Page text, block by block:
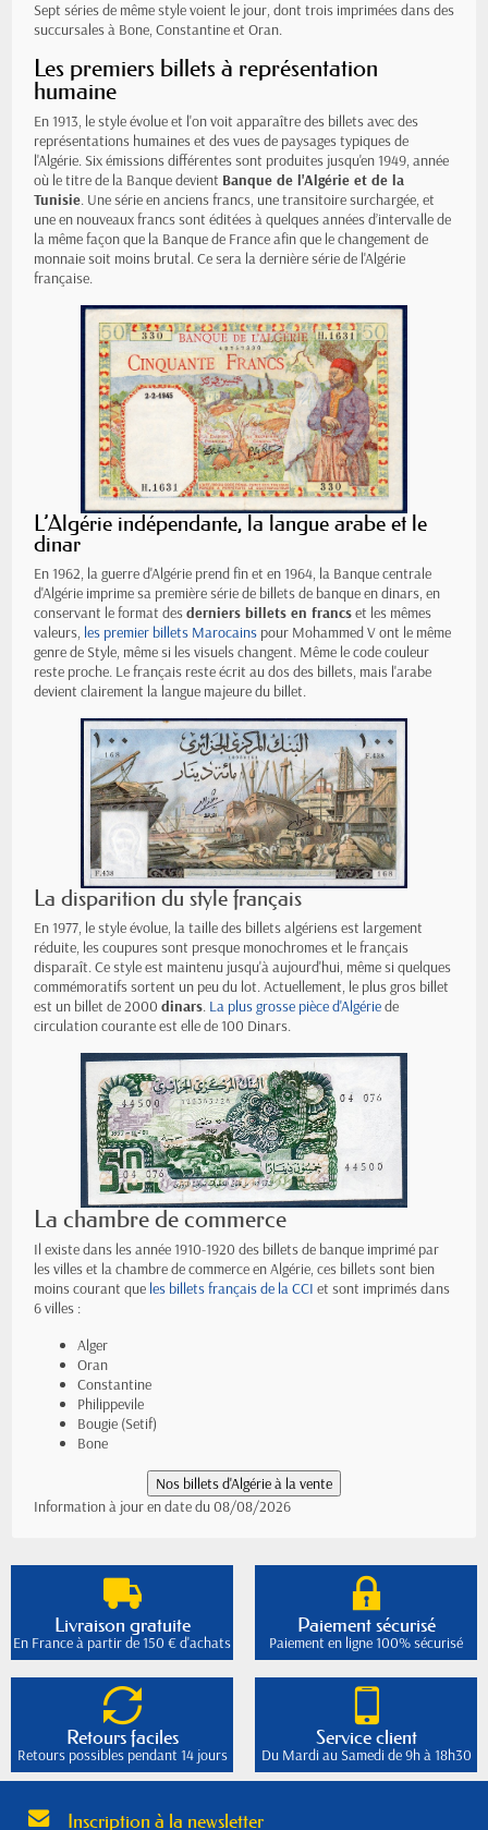
Sept séries de même style voient le jour, dont trois imprimées dans des
succursales à Bone, Constantine et Oran.
Les premiers billets à représentation
humaine
En 1913, le style évolue et l'on voit apparaître des billets avec des
représentations humaines et des vues de paysages typiques de
l'Algérie. Six émissions différentes sont produites jusqu'en 1949, année
où le titre de la Banque devient Banque de l'Algérie et de la
Tunisie. Une série en anciens francs, une transitoire surchargée, et
une en nouveaux francs sont éditées à quelques années d’intervalle de
la même façon que la Banque de France afin que le changement de
monnaie soit moins brutal. Ce sera la dernière série de l'Algérie
française.
L’Algérie indépendante, la langue arabe et le
dinar
En 1962, la guerre d'Algérie prend fin et en 1964, la Banque centrale
d'Algérie imprime sa première série de billets de banque en dinars, en
conservant le format desderniers billets en francset les mêmes
valeurs, les premier billets Marocains pour Mohammed V ont le même
genre de Style, même si les visuels changent. Même le code couleur
reste proche. Le français reste écrit au dos des billets, mais l'arabe
devient clairement la langue majeure du billet.
La disparition du style français
En 1977, le style évolue, la taille des billets algériens est largement
réduite, les coupures sont presque monochromes et le français
disparaît. Ce style est maintenu jusqu'à aujourd'hui, même si quelques
commémoratifs sortent un peu du lot. Actuellement, le plus gros billet
est un billet de 2000 dinars. La plus grosse pièce d'Algériede
circulation courante est elle de 100 Dinars.
La chambre de commerce
Il existe dans les année 1910-1920 des billets de banque imprimé par
les villes et la chambre de commerce en Algérie, ces billets sont bien
moins courant que les billets français de la CCI et sont imprimés dans
6 villes :
Alger
Oran
Constantine
Philippevile
Bougie (Setif)
Bone
Information à jour en date du 08/08/2026
Livraison gratuite
En France à partir de 150 € d'achats
Paiement sécurisé
Paiement en ligne 100% sécurisé
Retours faciles
Retours possibles pendant 14 jours
Service client
Du Mardi au Samedi de 9h à 18h30
Inscription à la newsletter